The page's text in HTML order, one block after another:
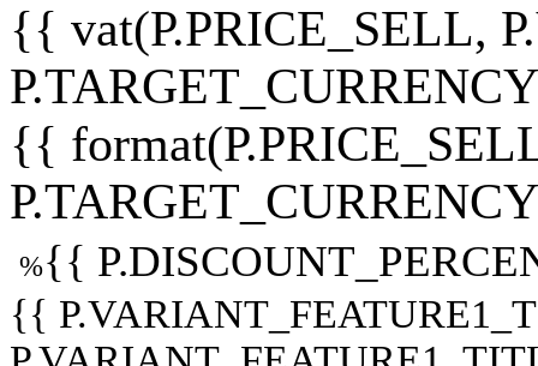
{{ vat(P.PRICE_SELL,
{{
%{{
{{